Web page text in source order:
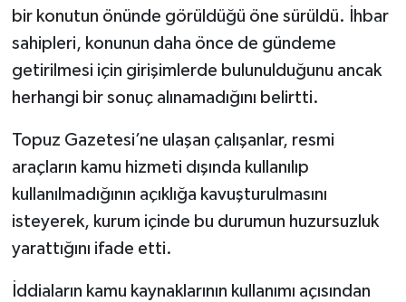
bir konutun önünde görüldüğü öne sürüldü. İhbar
sahipleri, konunun daha önce de gündeme
getirilmesi için girişimlerde bulunulduğunu ancak
herhangi bir sonuç alınamadığını belirtti.
Topuz Gazetesi’ne ulaşan çalışanlar, resmi
araçların kamu hizmeti dışında kullanılıp
kullanılmadığının açıklığa kavuşturulmasını
isteyerek, kurum içinde bu durumun huzursuzluk
yarattığını ifade etti.
İddiaların kamu kaynaklarının kullanımı açısından